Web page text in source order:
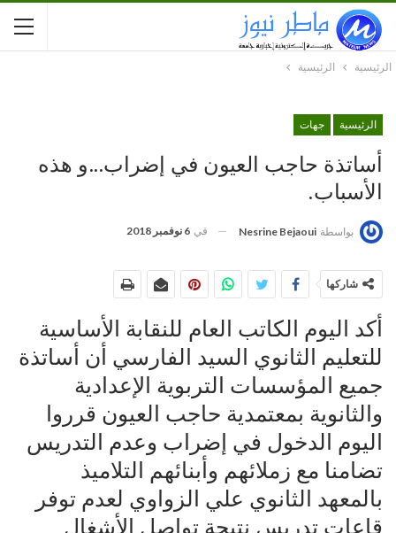
الرئيسية الرئيسية
الرئيسية جهات
أساتذة حاجب العيون في إضراب…و هذه
الأسباب.
بواسطة Nesrine Bejaoui في 6 نوفمبر 2018
شاركها
أكد اليوم الكاتب العام للنقابة الأساسية
للتعليم الثانوي السيد الفارسي أن أساتذة
جميع المؤسسات التربوية الإعدادية
والثانوية بمعتمدية حاجب العيون قرروا
اليوم الدخول في إضراب وعدم التدريس
تضامنا مع زملائهم وأبنائهم التلاميذ
بالمعهد الثانوي علي الزواوي لعدم توفر
قاعات تدريس نتيجة تواصل الأشغال